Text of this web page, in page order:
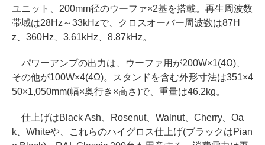
ユニット、200mm径のウーファ×2基を搭載。再生周波数
帯域は28Hz～33kHzで、クロスオーバー周波数は87H
z、360Hz、3.61kHz、8.87kHz。
パワーアンプの出力は、ウーファ用が200W×1(4Ω)、
その他が100W×4(4Ω)。スタンドを含む外形寸法は351×4
50×1,050mm(幅×奥行き×高さ)で、重量は46.2kg。
仕上げはBlack Ash、Rosenut、Walnut、Cherry、Oa
k、Whiteや、これらのハイグロス仕上げ(ブラックはPian